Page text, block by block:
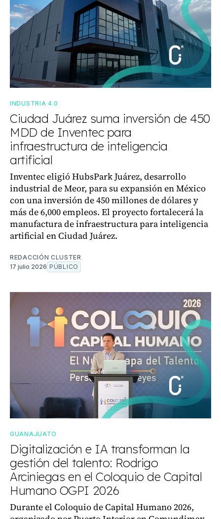
INDUSTRIA 4.0
Ciudad Juárez suma inversión de 450
MDD de Inventec para
infraestructura de inteligencia
artificial
Inventec eligió HubsPark Juárez, desarrollo
industrial de Meor, para su expansión en México
con una inversión de 450 millones de dólares y
más de 6,000 empleos. El proyecto fortalecerá la
manufactura de infraestructura para inteligencia
artificial en Ciudad Juárez.
REDACCIÓN CLUSTER
17 julio 2026 PÚBLICO
GUANAJUATO
Digitalización e IA transforman la
gestión del talento: Rodrigo
Arciniegas en el Coloquio de Capital
Humano OGPI 2026
Durante el Coloquio de Capital Humano 2026,